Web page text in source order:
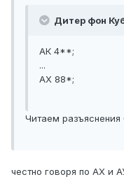
Дитер фон
АК 4**;
...
АХ 88*;
Читаем разъяснения
честно говоря по АХ и